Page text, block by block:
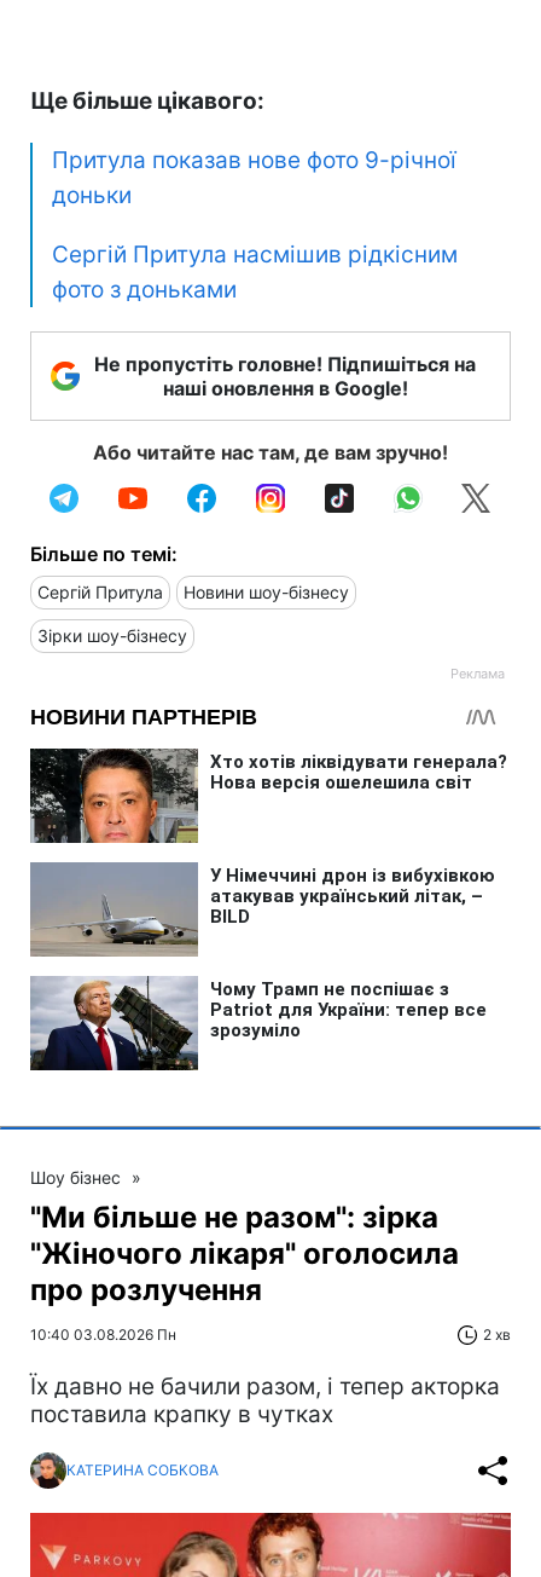
Ще більше цікавого:
Притула показав нове фото 9-річної
доньки
Сергій Притула насмішив рідкісним
фото з доньками
Не пропустіть головне! Підпишіться на
наші оновлення в Google!
Або читайте нас там, де вам зручно!
Більше по темі:
Сергій Притула Новини шоу-бізнесу
Зірки шоу-бізнесу
Шоу бізнес »
"Ми більше не разом": зірка
"Жіночого лікаря" оголосила
про розлучення
10:40 03.08.2026 Пн 2 хв
Їх давно не бачили разом, і тепер акторка
поставила крапку в чутках
КАТЕРИНА СОБКОВА